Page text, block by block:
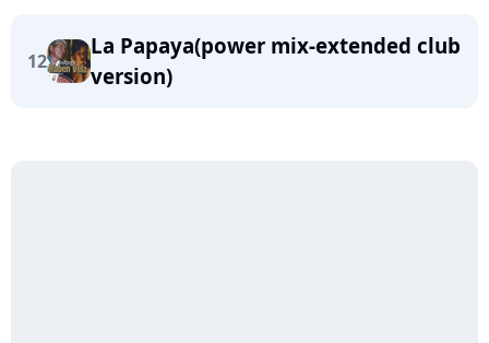
12
La Papaya(power mix-extended club
version)